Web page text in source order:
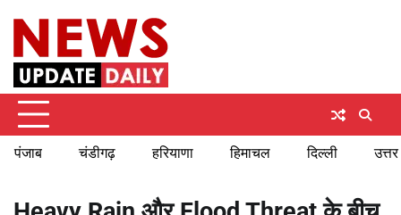
content
पंजाब चंडीगढ़ हरियाणा हिमाचल दिल्ली